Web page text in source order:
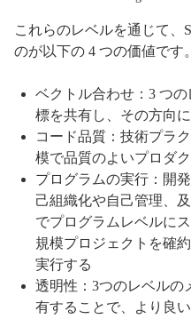
これらのレベルを通じて、
のが以下の 4 つの価値です。
ベクトル合わせ：3 つ
標を共有し、その方向
コード品質：技術プラ
模で品質のよいプロダ
プログラムの実行：開
己組織化や自己管理、
でプログラムレベルに
規模プロジェクトを確
実行する
透明性：3つのレベルの
有することで、より良